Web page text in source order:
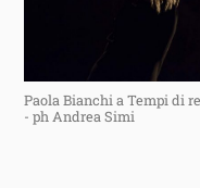
Paola Bianchi a Tempi di
- ph Andrea Simi